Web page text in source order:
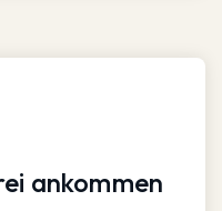
ankommen